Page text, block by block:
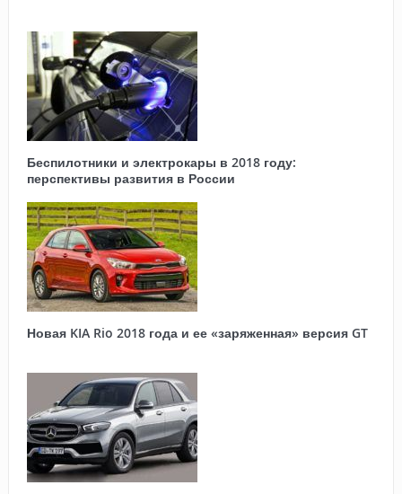
Беспилотники и электрокары в 2018 году:
перспективы развития в России
Новая KIA Rio 2018 года и ее «заряженная» версия GT